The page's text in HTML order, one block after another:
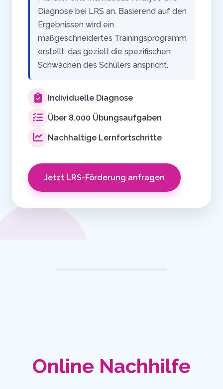
Diagnose bei LRS an. Basierend auf den
Ergebnissen wird ein
maßgeschneidertes Trainingsprogramm
erstellt, das gezielt die spezifischen
Schwächen des Schülers anspricht.
Individuelle Diagnose
Über 8.000 Übungsaufgaben
Nachhaltige Lernfortschritte
Jetzt LRS-Förderung anfragen
Online Nachhilfe